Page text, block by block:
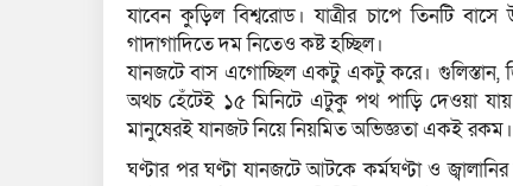
যাবেন কুড়িল বিশ্বরোড। যাত্রীর চাপে তিনটি
গাদাগাদিতে দম নিতেও কষ্ট হচ্ছিল।
যানজটে বাস এগোচ্ছিল একটু একটু করে। গুলিস্তান,
অথচ হেঁটেই ১৫ মিনিটে এটুকু পথ পাড়ি দেওয়া
মানুষেরই যানজট নিয়ে নিয়মিত অভিজ্ঞতা একই রকম।
ঘণ্টার পর ঘণ্টা যানজটে আটকে কর্মঘণ্টা ও